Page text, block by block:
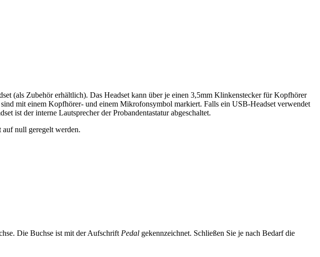
(als Zubehör erhältlich). Das Headset kann über je einen 3,5mm Klinkenstecker für Kopfhörer
mit einem Kopfhörer- und einem Mikrofonsymbol markiert. Falls ein USB-Headset verwendet
ist der interne Lautsprecher der Probandentastatur abgeschaltet.
auf null geregelt werden.
Die Buchse ist mit der AufschriftPedal gekennzeichnet. Schließen Sie je nach Bedarf die